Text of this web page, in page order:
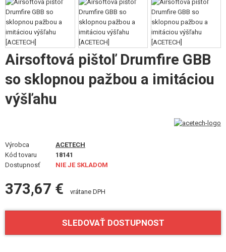
NÁHRADNÉ DIELY ZBRANÍ, UPGRADE
SERVIS A ÚDRŽBA ZBRANÍ
SEBAOBRANA, VÝCVIK, NOŽE
TERČE, STRELNICE
OUTDOOR A BUSHCRAFT
STAVEBNICE, MODELY
POŠKODENÝ, POUŽITÝ TOVAR
Airsoftová pištoľ Drumfire GBB
so sklopnou pažbou a imitáciou
výšľahu
Výrobca
ACETECH
Kód tovaru
18141
Dostupnosť
NIE JE SKLADOM
373,67 € vrátane DPH
SLEDOVAŤ DOSTUPNOST